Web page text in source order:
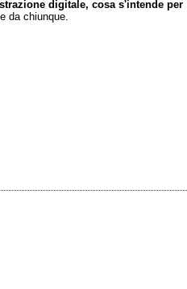
digitale, cosa s'intende per
da chiunque.